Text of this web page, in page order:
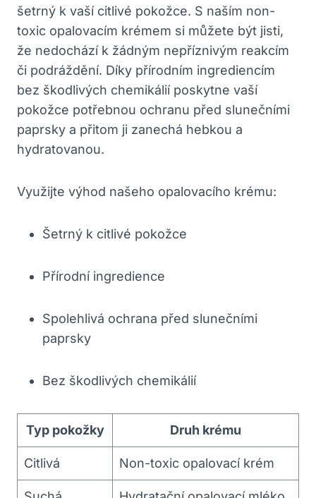
šetrný k vaší citlivé pokožce. S naším non-
toxic opalovacím krémem si můžete být jisti,
že nedochází k žádným nepříznivým reakcím
či podráždění. Díky přírodním ingrediencím
bez škodlivých chemikálií poskytne vaší
pokožce potřebnou ochranu před slunečními
paprsky a přitom ji zanechá hebkou a
hydratovanou.
Využijte výhod našeho opalovacího krému:
Šetrný k citlivé pokožce
Přírodní ingredience
Spolehlivá ochrana před slunečními
paprsky
Bez škodlivých chemikálií
Typ pokožky Druh krému
Citlivá Non-toxic opalovací krém